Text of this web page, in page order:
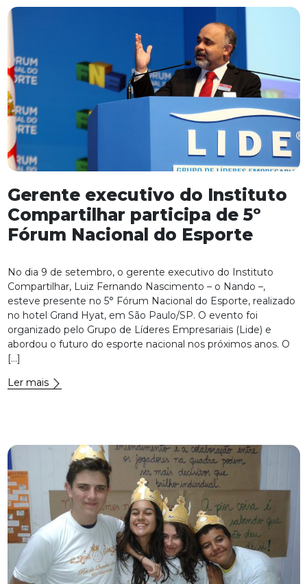
Gerente executivo do Instituto
Compartilhar participa de 5º
Fórum Nacional do Esporte
No dia 9 de setembro, o gerente executivo do Instituto
Compartilhar, Luiz Fernando Nascimento – o Nando –,
esteve presente no 5° Fórum Nacional do Esporte, realizado
no hotel Grand Hyat, em São Paulo/SP. O evento foi
organizado pelo Grupo de Líderes Empresariais (Lide) e
abordou o futuro do esporte nacional nos próximos anos. O
[…]
Ler mais